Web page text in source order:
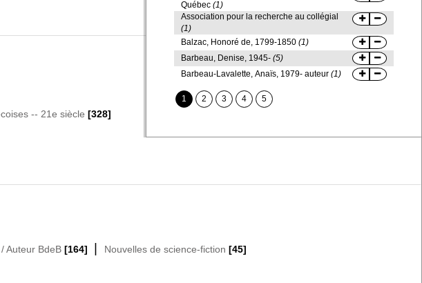
Québec (1)
Association pour la recherche au collégial
(1)
Balzac, Honoré de, 1799-1850 (1)
Barbeau, Denise, 1945- (5)
Barbeau-Lavalette, Anaïs, 1979- auteur (1)
1 2 3 4 5
-- 21e siècle [328]
Auteur BdeB [164] Nouvelles de science-fiction [45]